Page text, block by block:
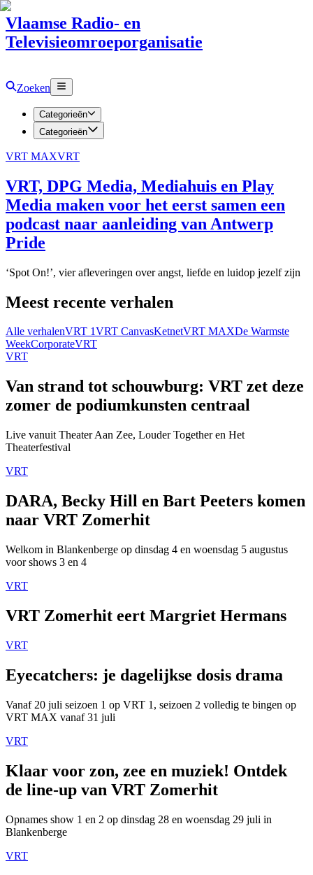
Vlaamse Radio- en
Televisieomroeporganisatie
Zoeken
Categorieën
Categorieën
VRT MAXVRT
VRT, DPG Media, Mediahuis en Play
Media maken voor het eerst samen een
podcast naar aanleiding van Antwerp
Pride
‘Spot On!’, vier afleveringen over angst, liefde en luidop jezelf zijn
Meest recente verhalen
Alle verhalenVRT 1VRT CanvasKetnetVRT MAXDe Warmste
WeekCorporateVRT
VRT
Van strand tot schouwburg: VRT zet deze
zomer de podiumkunsten centraal
Live vanuit Theater Aan Zee, Louder Together en Het
Theaterfestival
VRT
DARA, Becky Hill en Bart Peeters komen
naar VRT Zomerhit
Welkom in Blankenberge op dinsdag 4 en woensdag 5 augustus
voor shows 3 en 4
VRT
VRT Zomerhit eert Margriet Hermans
VRT
Eyecatchers: je dagelijkse dosis drama
Vanaf 20 juli seizoen 1 op VRT 1, seizoen 2 volledig te bingen op
VRT MAX vanaf 31 juli
VRT
Klaar voor zon, zee en muziek! Ontdek
de line-up van VRT Zomerhit
Opnames show 1 en 2 op dinsdag 28 en woensdag 29 juli in
Blankenberge
VRT